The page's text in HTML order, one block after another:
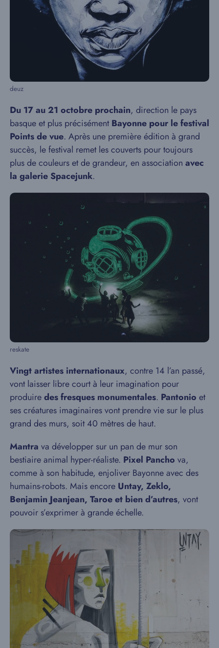
deuz
Du 17 au 21 octobre prochain, direction le pays
basque et plus précisémentBayonne pour le festival
Points de vue. Après une première édition à grand
succès, le festival remet les couverts pour toujours
plus de couleurs et de grandeur, en association avec
la galerie Spacejunk.
reskate
Vingt artistes internationaux, contre 14 l’an passé,
vont laisser libre court à leur imagination pour
produiredes fresques monumentales. Pantonio et
ses créatures imaginaires vont prendre vie sur le plus
grand des murs, soit 40 mètres de haut.
Mantra va développer sur un pan de mur son
bestiaire animal hyper-réaliste. Pixel Pancho va,
comme à son habitude, enjoliver Bayonne avec des
humains-robots. Mais encore Untay, Zeklo,
Benjamin Jeanjean, Taroe et bien d’autres, vont
pouvoir s’exprimer à grande échelle.